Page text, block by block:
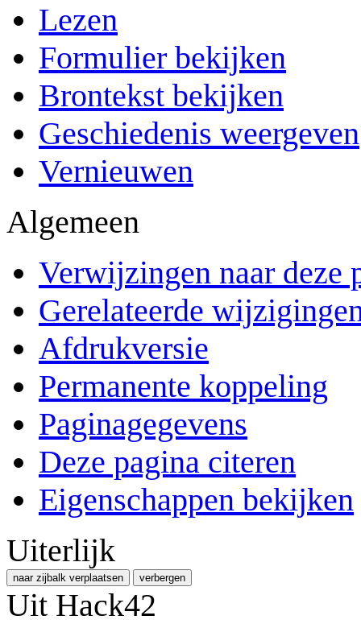
Lezen
Formulier bekijken
Brontekst bekijken
Geschiedenis weergeven
Vernieuwen
Algemeen
Verwijzingen naar deze
Gerelateerde
Afdrukversie
Permanente koppeling
Paginagegevens
Deze pagina citeren
Eigenschappen bekijken
Uiterlijk
naar zijbalk verplaatsen verbergen
Uit Hack42